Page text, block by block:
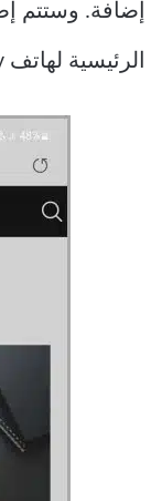
إضافة. وستتم
الرئيسية لهاتف Samsung Galaxy.